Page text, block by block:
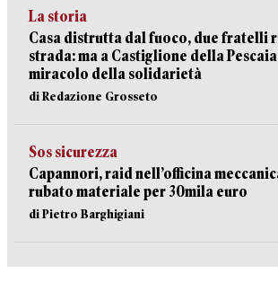
La storia
Casa distrutta dal fuoco, due fratelli
strada: ma a Castiglione della
miracolo della solidarietà
di Redazione Grosseto
Sos sicurezza
Capannori, raid nell’officina
rubato materiale per 30mila euro
di Pietro Barghigiani